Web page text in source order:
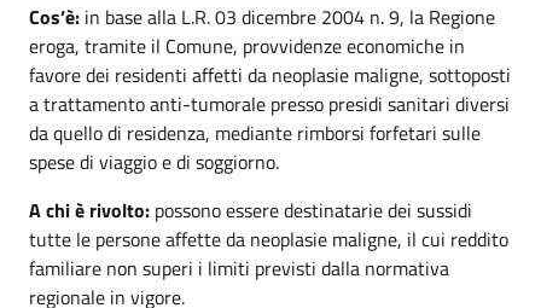
Cos’è: in base alla L.R. 03 dicembre 2004 n. 9, la Regione
eroga, tramite il Comune, provvidenze economiche in
favore dei residenti affetti da neoplasie maligne, sottoposti
a trattamento anti-tumorale presso presidi sanitari diversi
da quello di residenza, mediante rimborsi forfetari sulle
spese di viaggio e di soggiorno.
A chi è rivolto: possono essere destinatarie dei sussidi
tutte le persone affette da neoplasie maligne, il cui reddito
familiare non superi i limiti previsti dalla normativa
regionale in vigore.